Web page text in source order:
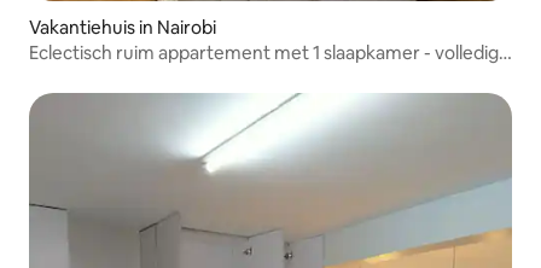
Vakantiehuis in Nairobi
Eclectisch ruim appartement met 1 slaapkamer - volledig